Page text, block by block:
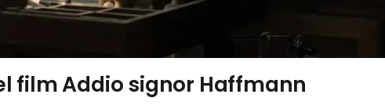
film Addio signor Haffmann